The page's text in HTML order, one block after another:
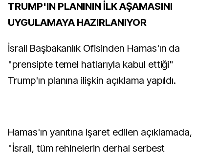
TRUMP'IN PLANININ İLK AŞAMASINI
UYGULAMAYA HAZIRLANIYOR
İsrail Başbakanlık Ofisinden Hamas'ın da
"prensipte temel hatlarıyla kabul ettiği"
Trump'ın planına ilişkin açıklama yapıldı.
Hamas'ın yanıtına işaret edilen açıklamada,
"İsrail, tüm rehinelerin derhal serbest